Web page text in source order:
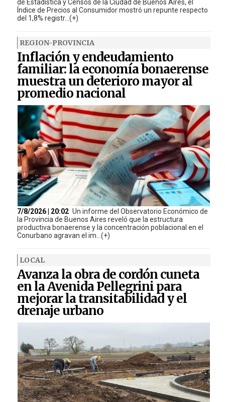
de Estadística y Censos de la Ciudad de Buenos Aires, el
Índice de Precios al Consumidor mostró un repunte respecto
del 1,8% registr...(+)
REGION-PROVINCIA
Inflación y endeudamiento
familiar: la economía bonaerense
muestra un deterioro mayor al
promedio nacional
7/8/2026 | 20:02 Un informe del Observatorio Económico de
la Provincia de Buenos Aires reveló que la estructura
productiva bonaerense y la concentración poblacional en el
Conurbano agravan el im...(+)
LOCAL
Avanza la obra de cordón cuneta
en la Avenida Pellegrini para
mejorar la transitabilidad y el
drenaje urbano